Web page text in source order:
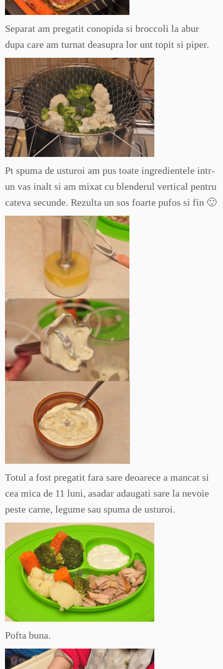
Separat am pregatit conopida si broccoli la abur
dupa care am turnat deasupra lor unt topit si piper.
Pt spuma de usturoi am pus toate ingredientele intr-
un vas inalt si am mixat cu blenderul vertical pentru
cateva secunde. Rezulta un sos foarte pufos si fin 🙂
Totul a fost pregatit fara sare deoarece a mancat si
cea mica de 11 luni, asadar adaugati sare la nevoie
peste carne, legume sau spuma de usturoi.
Pofta buna.